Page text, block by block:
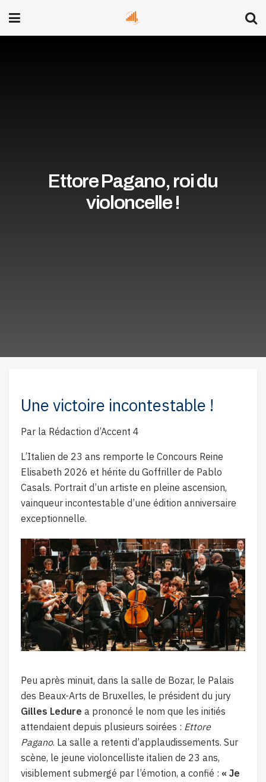
Ettore Pagano, roi du
violoncelle !
Une victoire incontestable !
Par la Rédaction d’Accent 4
L’Italien de 23 ans remporte le Concours Reine
Elisabeth 2026 et hérite du Goffriller de Pablo
Casals. Portrait d’un artiste en pleine ascension,
vainqueur incontestable d’une édition anniversaire
exceptionnelle.
Peu après minuit, dans la salle de Bozar, le Palais
des Beaux-Arts de Bruxelles, le président du jury
Gilles Ledure a prononcé le nom que les initiés
attendaient depuis plusieurs soirées : Ettore
Pagano. La salle a retenti d’applaudissements. Sur
scène, le jeune violoncelliste italien de 23 ans,
visiblement submergé par l’émotion, a confié : « Je